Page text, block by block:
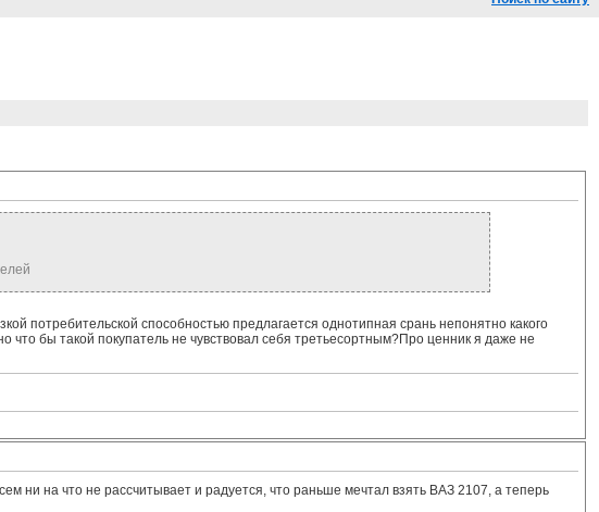
потребительской способностью предлагается однотипная срань непонятно какого
что бы такой покупатель не чувствовал себя третьесортным?Про ценник я даже не
ни на что не рассчитывает и радуется, что раньше мечтал взять ВАЗ 2107, а теперь